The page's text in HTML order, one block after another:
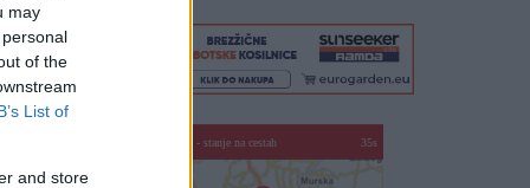
may
of the
List of
and store
SLO - stanje na cestah 30s